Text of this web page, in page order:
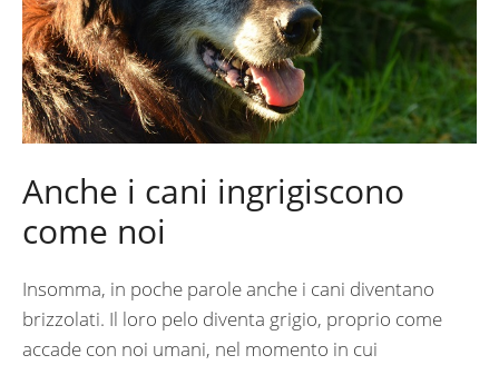
Anche i cani ingrigiscono
come noi
Insomma, in poche parole anche i cani diventano
brizzolati. Il loro pelo diventa grigio, proprio come
accade con noi umani, nel momento in cui